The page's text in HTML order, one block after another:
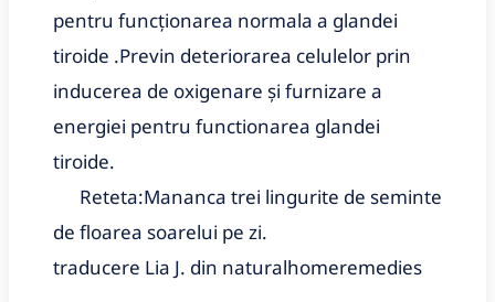
pentru funcționarea normala a glandei
tiroide .Previn deteriorarea celulelor prin
inducerea de oxigenare și furnizare a
energiei pentru functionarea glandei
tiroide.
Reteta:Mananca trei lingurite de seminte
de floarea soarelui pe zi.
traducere Lia J. din naturalhomeremedies